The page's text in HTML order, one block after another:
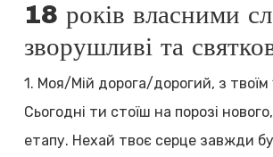
18 років власними
зворушливі та
1. Моя/Мій дорога/дорогий, з твоїм
Сьогодні ти стоїш на порозі
етапу. Нехай твоє серце завжди